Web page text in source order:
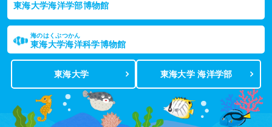
東海大学海洋学部博物館
海のはくぶつかん
東海大学海洋科学博物館
東海大学 東海大学 海洋学部